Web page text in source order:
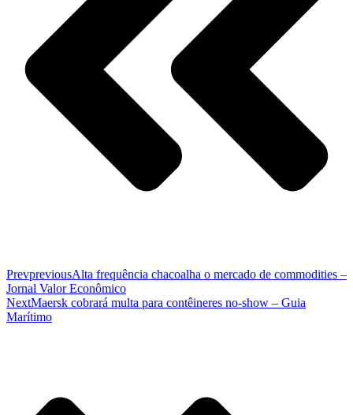
PrevpreviousAlta frequência chacoalha o mercado de commodities –
Jornal Valor Econômico
NextMaersk cobrará multa para contêineres no-show – Guia
Marítimo